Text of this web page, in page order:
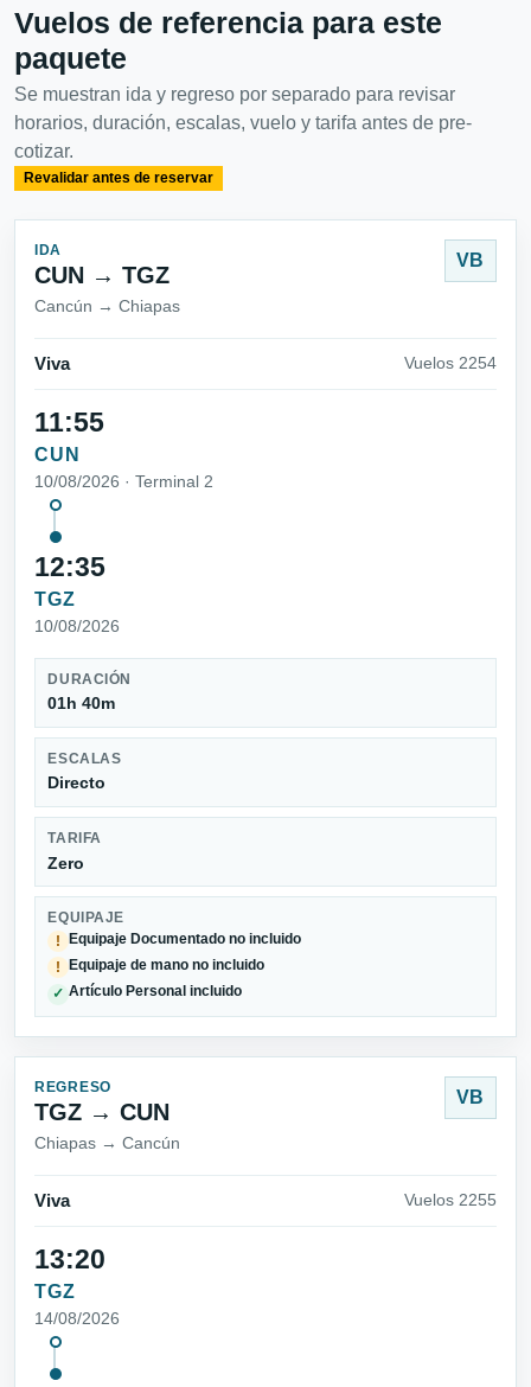
Vuelos de referencia para este
paquete
Se muestran ida y regreso por separado para revisar
horarios, duración, escalas, vuelo y tarifa antes de pre-
cotizar.
Revalidar antes de reservar
IDA
CUN → TGZ
Cancún → Chiapas
VB
Viva Vuelos 2254
11:55
CUN
10/08/2026 · Terminal 2
12:35
TGZ
10/08/2026
DURACIÓN
01h 40m
ESCALAS
Directo
TARIFA
Zero
EQUIPAJE
!
Equipaje Documentado no incluido
! Equipaje de mano no incluido
✓ Artículo Personal incluido
REGRESO
TGZ → CUN
Chiapas → Cancún
VB
Viva Vuelos 2255
13:20
TGZ
14/08/2026